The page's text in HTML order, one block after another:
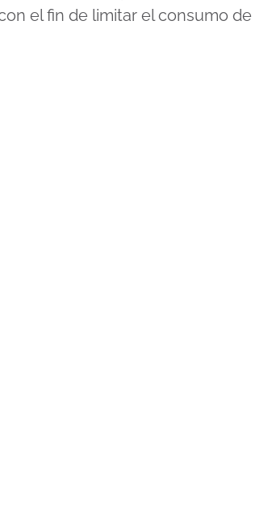
el fin de limitar el consumo de